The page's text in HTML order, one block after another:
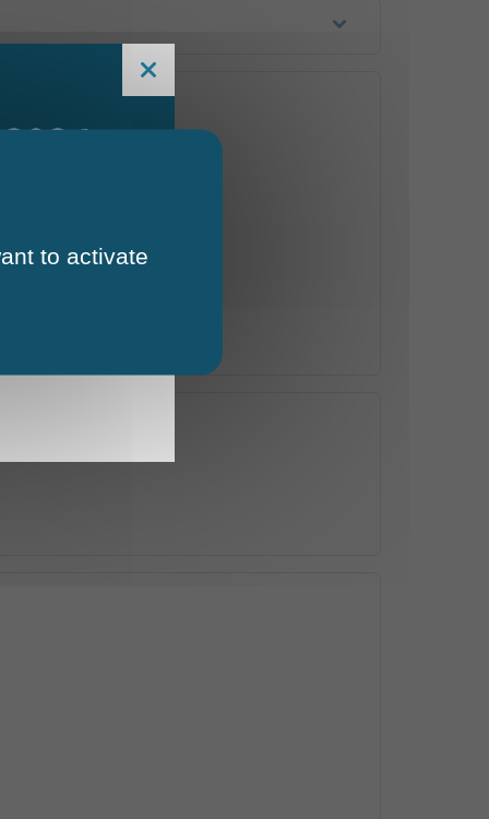
to activate